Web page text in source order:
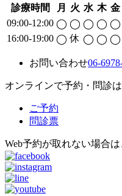
診療時間 月 火 水 木 金
09:00-12:00 ◯ ◯ ◯ ◯ ◯
16:00-19:00 ◯ 休 ◯ ◯ ◯
お問い合わせ06-
オンラインで予約・問診
ご予約
問診票
Web予約が取れない場合